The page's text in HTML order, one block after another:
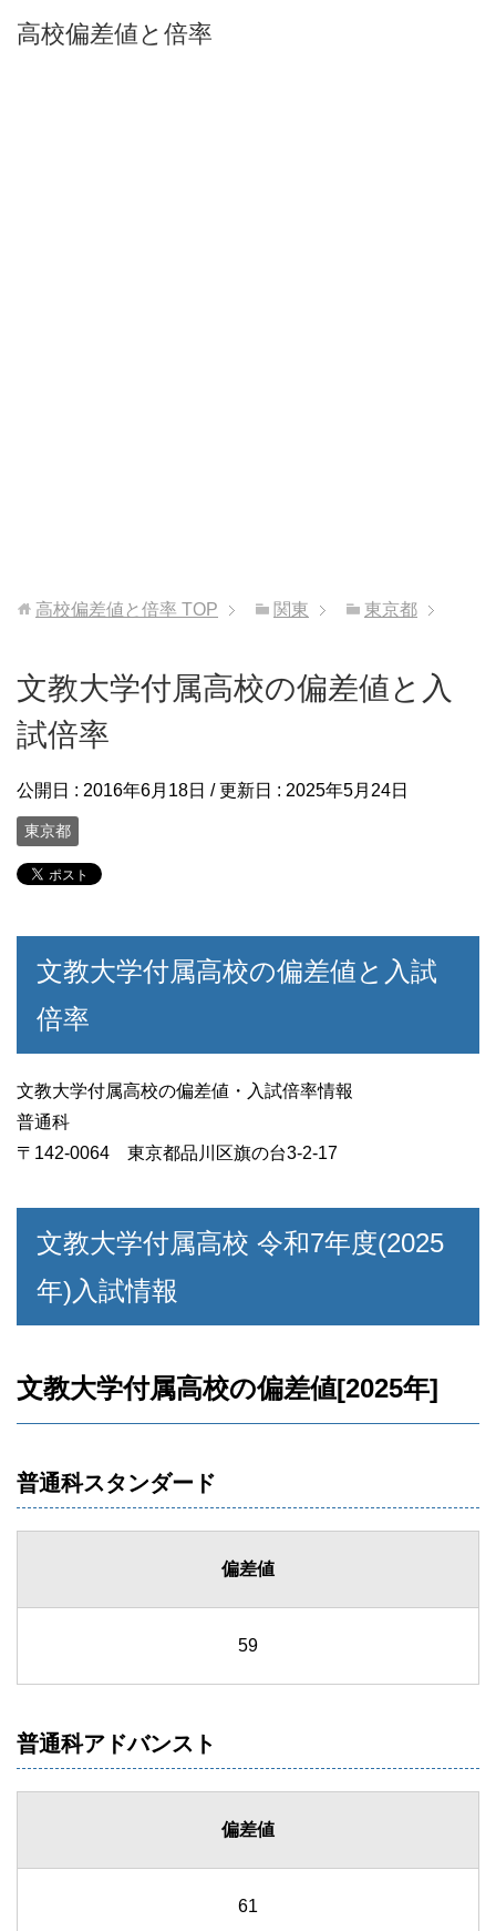
高校偏差値と倍率
高校偏差値と倍率 TOP 関東 東京都
文教大学付属高校の偏差値と入
試倍率
公開日 : 2016年6月18日 / 更新日 : 2025年5月24日
東京都
文教大学付属高校の偏差値と入試
倍率
文教大学付属高校の偏差値・入試倍率情報
普通科
〒142-0064 東京都品川区旗の台3-2-17
文教大学付属高校 令和7年度(2025
年)入試情報
文教大学付属高校の偏差値[2025年]
普通科スタンダード
偏差値
59
普通科アドバンスト
偏差値
61